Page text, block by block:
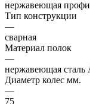
нержавеющая
Тип конструкции
—
сварная
Материал полок
—
нержавеющая
Диаметр колес мм.
—
75